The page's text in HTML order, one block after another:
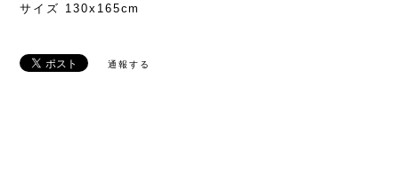
サイズ 130x165cm
通報する